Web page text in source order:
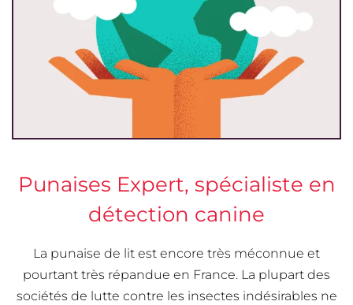
Punaises Expert, spécialiste en
détection canine
La punaise de lit est encore très méconnue et
pourtant très répandue en France. La plupart des
sociétés de lutte contre les insectes indésirables ne